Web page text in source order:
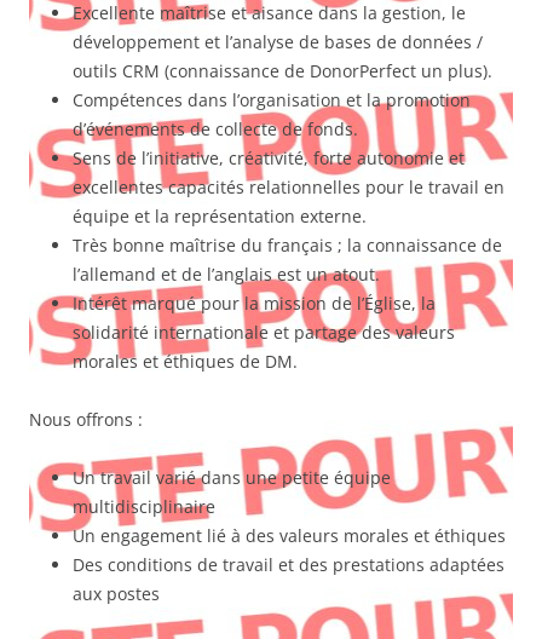
Excellente maîtrise et aisance dans la gestion, le
développement et l’analyse de bases de données /
outils CRM (connaissance de DonorPerfect un plus).
Compétences dans l’organisation et la promotion
d’événements de collecte de fonds.
Sens de l’initiative, créativité, forte autonomie et
excellentes capacités relationnelles pour le travail en
équipe et la représentation externe.
Très bonne maîtrise du français ; la connaissance de
l’allemand et de l’anglais est un atout.
Intérêt marqué pour la mission de l’Église, la
solidarité internationale et partage des valeurs
morales et éthiques de DM.
Nous offrons :
Un travail varié dans une petite équipe
multidisciplinaire
Un engagement lié à des valeurs morales et éthiques
Des conditions de travail et des prestations adaptées
aux postes